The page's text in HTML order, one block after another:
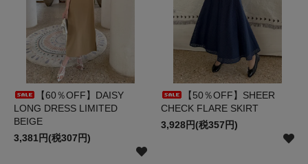
【60％OFF】DAISY
LONG DRESS LIMITED
BEIGE
3,381円(税307円)
【50％OFF】SHEER
CHECK FLARE SKIRT
3,928円(税357円)